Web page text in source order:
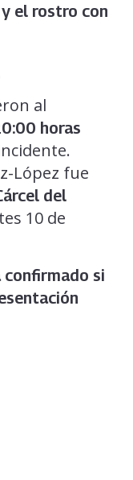
el rostro con
al
horas
López fue
del
10 de
confirmado si